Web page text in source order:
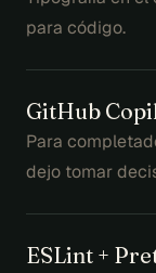
para código.
GitHub
Para
dejo tomar
ESLint +